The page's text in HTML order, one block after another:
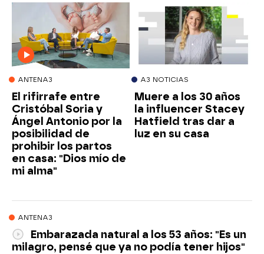
ANTENA3
El rifirrafe entre
Cristóbal Soria y
Ángel Antonio por la
posibilidad de
prohibir los partos
en casa: "Dios mío de
mi alma"
A3 NOTICIAS
Muere a los 30 años
la influencer Stacey
Hatfield tras dar a
luz en su casa
ANTENA3
Embarazada natural a los 53 años: "Es un
milagro, pensé que ya no podía tener hijos"